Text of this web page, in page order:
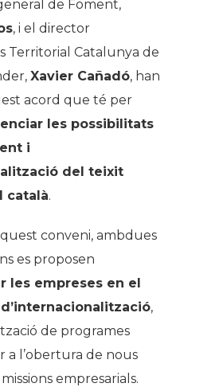
de Foment,
, i el director
Territorial Catalunya de
Xavier Cañadó, han
acord que té per
les possibilitats
i
del teixit
català.
conveni, ambdues
es proposen
les empreses en el
,
de programes
a l’obertura de nous
empresarials.